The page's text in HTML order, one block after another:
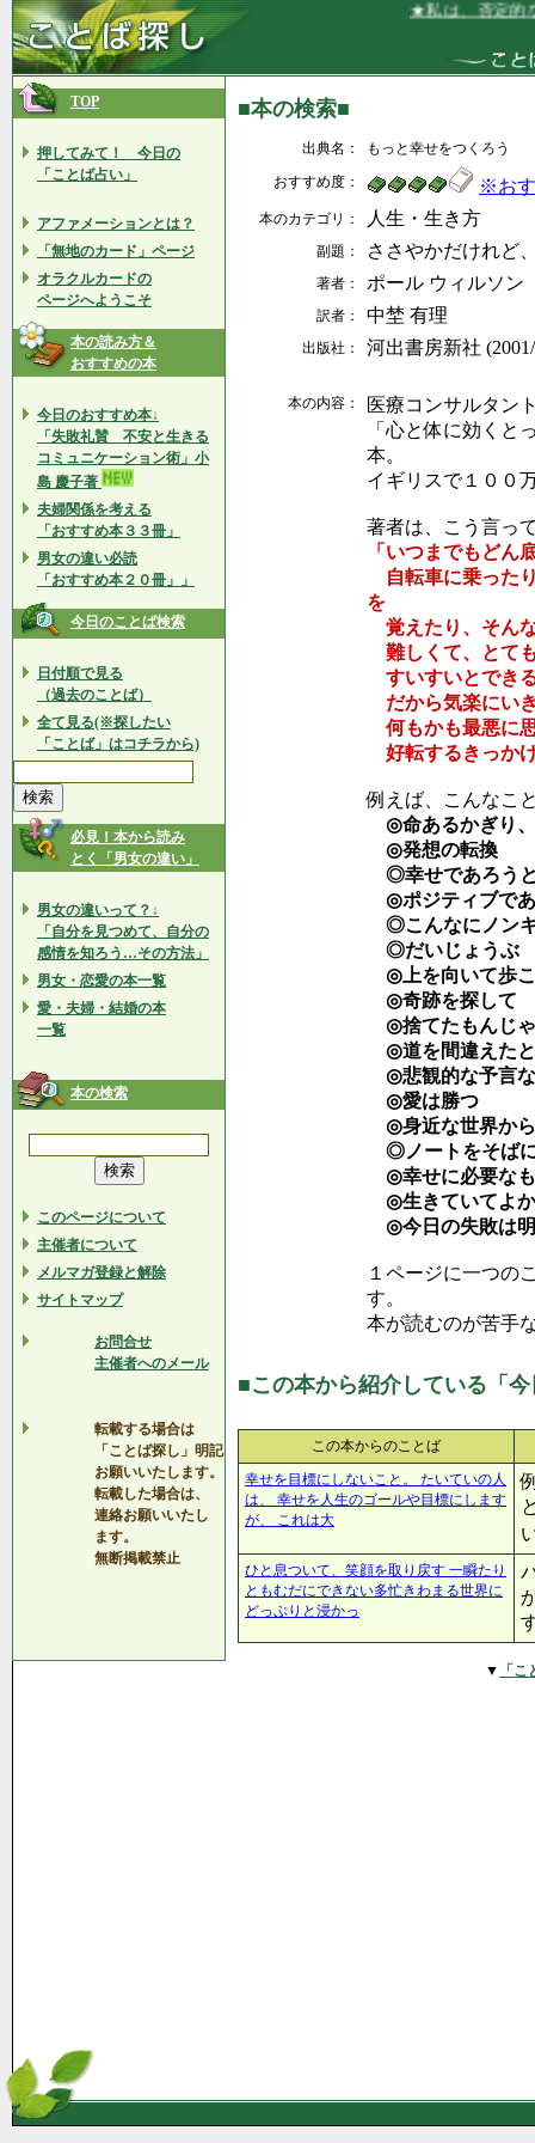
★私は、否定的な
TOP
押してみて！ 今日の
「ことば占い」
アファメーションとは？
「無地のカード」ページ
オラクルカードの
ページへようこそ
本の読み方＆
おすすめの本
今日のおすすめ本↓
「失敗礼賛 不安と生きる
コミュニケーション術」小
島 慶子著
夫婦関係を考える
「おすすめ本３３冊」
男女の違い必読
「おすすめ本２０冊」」
今日のことば検索
日付順で見る
（過去のことば）
全て見る(※探したい
「ことば」はコチラから)
必見！本から読み
とく「男女の違い」
男女の違いって？↓
「自分を見つめて、自分の
感情を知ろう…その方法」
男女・恋愛の本一覧
愛・夫婦・結婚の本
一覧
本の検索
このページについて
主催者について
メルマガ登録と解除
サイトマップ
お問合せ
主催者へのメール
転載する場合は
「ことば探し」明記
お願いいたします。
転載した場合は、
連絡お願いいたし
ます。
無断掲載禁止
■本の検索■
出典名：
もっと幸せをつくろう
おすすめ度：
※お
本のカテゴリ： 人生・生き方
副題： ささやかだけれど
著者： ポール ウィルソン
訳者： 中埜 有理
出版社： 河出書房新社
本の内容：
医療コンサルタン
「心と体に効くと
本。
イギリスで１００
著者は、こう言っ
「いつまでもどん
自転車に乗った
を
覚えたり、そん
難しくて、とて
すいすいとでき
だから気楽にい
何もかも最悪に
好転するきっか
例えば、こんなこ
◎命あるかぎり
◎発想の転換
◎幸せであろう
◎ポジティブであ
◎こんなにノン
◎だいじょうぶ
◎上を向いて歩
◎奇跡を探して
◎捨てたもんじ
◎道を間違えた
◎悲観的な予言な
◎愛は勝つ
◎身近な世界か
◎ノートをそば
◎幸せに必要な
◎生きていてよ
◎今日の失敗は
１ページに一つの
す。
本が読むのが苦手
■この本から紹介している「
この本からのことば
幸せを目標にしないこと。 たいていの人
は、 幸せを人生のゴールや目標にします
が、 これは大
ひと息ついて、笑顔を取り戻す 一瞬たり
ともむだにできない多忙きわまる世界に
どっぷりと浸かっ
▼ 「